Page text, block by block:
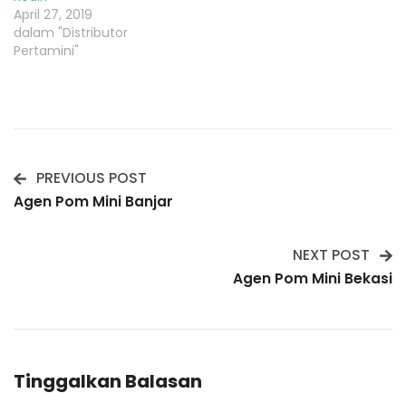
April 27, 2019
dalam "Distributor
Pertamini"
Post
PREVIOUS POST
Agen Pom Mini Banjar
NEXT POST
Agen Pom Mini Bekasi
Tinggalkan Balasan